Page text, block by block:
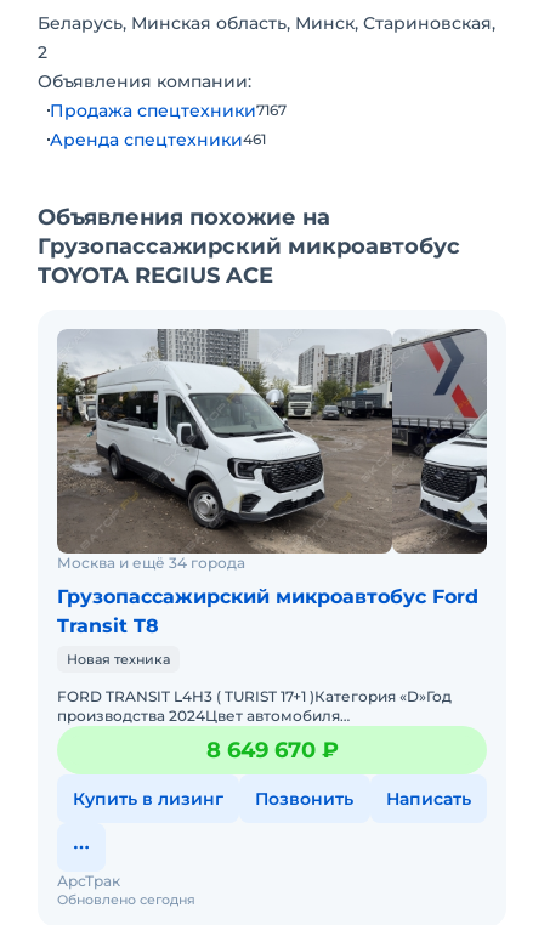
стоимость.
Беларусь, Минская область, Минск, Стариновская,
2
Объявления компании:
Продажа спецтехники7167
Аренда спецтехники461
Объявления похожие на
Грузопассажирский микроавтобус
TOYOTA REGIUS ACE
Москва и ещё 34 города
Грузопассажирский микроавтобус Ford
Transit T8
Новая техника
FORD TRANSIT L4H3 ( TURIST 17+1 )Категория «D»Год
производства 2024Цвет автомобиля
БелыйСнаряжённая масса автомобиля 3 495 кг.Версия
L4H3 2,3L TDi 1
8 649 670 ₽
Купить в лизинг Позвонить Написать
Обновлено сегодня
АрсТрак